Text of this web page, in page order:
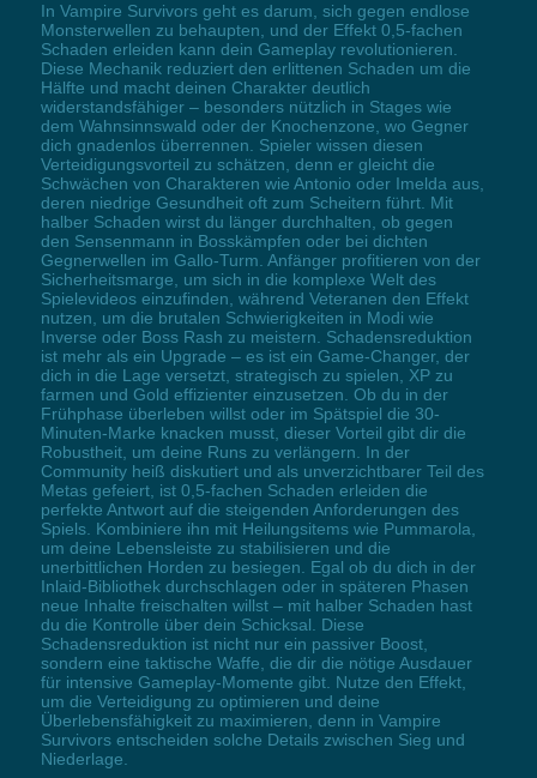
In Vampire Survivors geht es darum, sich gegen endlose
Monsterwellen zu behaupten, und der Effekt 0,5-fachen
Schaden erleiden kann dein Gameplay revolutionieren.
Diese Mechanik reduziert den erlittenen Schaden um die
Hälfte und macht deinen Charakter deutlich
widerstandsfähiger – besonders nützlich in Stages wie
dem Wahnsinnswald oder der Knochenzone, wo Gegner
dich gnadenlos überrennen. Spieler wissen diesen
Verteidigungsvorteil zu schätzen, denn er gleicht die
Schwächen von Charakteren wie Antonio oder Imelda aus,
deren niedrige Gesundheit oft zum Scheitern führt. Mit
halber Schaden wirst du länger durchhalten, ob gegen
den Sensenmann in Bosskämpfen oder bei dichten
Gegnerwellen im Gallo-Turm. Anfänger profitieren von der
Sicherheitsmarge, um sich in die komplexe Welt des
Spielevideos einzufinden, während Veteranen den Effekt
nutzen, um die brutalen Schwierigkeiten in Modi wie
Inverse oder Boss Rash zu meistern. Schadensreduktion
ist mehr als ein Upgrade – es ist ein Game-Changer, der
dich in die Lage versetzt, strategisch zu spielen, XP zu
farmen und Gold effizienter einzusetzen. Ob du in der
Frühphase überleben willst oder im Spätspiel die 30-
Minuten-Marke knacken musst, dieser Vorteil gibt dir die
Robustheit, um deine Runs zu verlängern. In der
Community heiß diskutiert und als unverzichtbarer Teil des
Metas gefeiert, ist 0,5-fachen Schaden erleiden die
perfekte Antwort auf die steigenden Anforderungen des
Spiels. Kombiniere ihn mit Heilungsitems wie Pummarola,
um deine Lebensleiste zu stabilisieren und die
unerbittlichen Horden zu besiegen. Egal ob du dich in der
Inlaid-Bibliothek durchschlagen oder in späteren Phasen
neue Inhalte freischalten willst – mit halber Schaden hast
du die Kontrolle über dein Schicksal. Diese
Schadensreduktion ist nicht nur ein passiver Boost,
sondern eine taktische Waffe, die dir die nötige Ausdauer
für intensive Gameplay-Momente gibt. Nutze den Effekt,
um die Verteidigung zu optimieren und deine
Überlebensfähigkeit zu maximieren, denn in Vampire
Survivors entscheiden solche Details zwischen Sieg und
Niederlage.